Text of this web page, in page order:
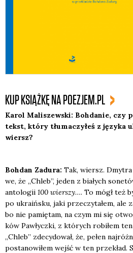
KUP KSIĄŻKĘ NA POEZJEM.PL
Karol Mali­szew­ski: Boh­da­nie, czy
tekst, któ­ry tłu­ma­czy­łeś z języ­ka
wiersz?
Boh­dan Zadu­ra: Tak, wiersz.
we, że „Chleb”, jeden z bia­łych
anto­lo­gii 100 wier­szy…. To mógł też
po ukra­iń­sku, jaki prze­czy­ta­łem, ale
bo nie pamię­tam, na czym mi się
ków Paw­łycz­ki, z któ­rych robi­łem
„Chleb” zde­cy­do­wał, że, pełen
posta­no­wi­łem wejść w ten prze­kład.